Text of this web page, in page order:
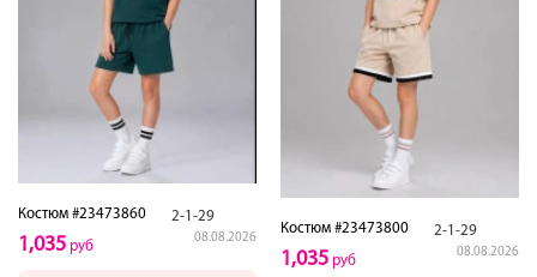
Костюм #23473860 2-1-29
08.08.2026
1,035 руб
Костюм #23473800 2-1-29
08.08.2026
1,035 руб